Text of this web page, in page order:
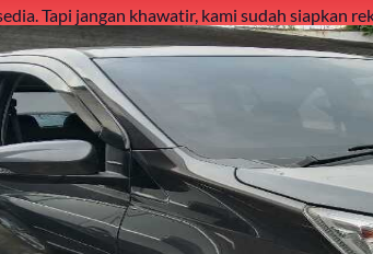
Tapi jangan khawatir, kami sudah siapkan